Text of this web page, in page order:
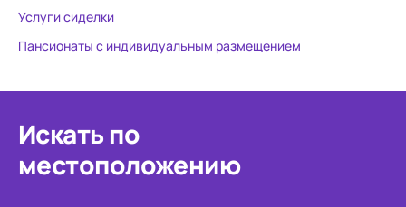
Услуги сиделки
Пансионаты с индивидуальным размещением
Искать по
местоположению